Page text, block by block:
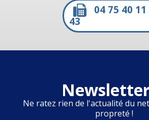
04 75 40 11
43
Ne ratez rien de l'actualité du
propreté !